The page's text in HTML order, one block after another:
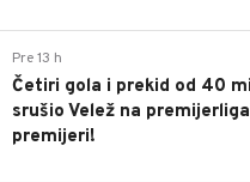
Pre 13 h
Četiri gola i prekid od 40
srušio Velež na
premijeri!